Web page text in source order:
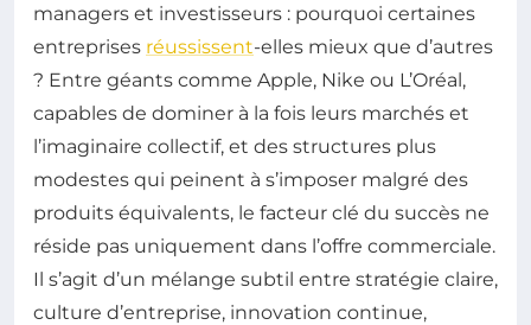
managers et investisseurs : pourquoi certaines
entreprises réussissent-elles mieux que d’autres
? Entre géants comme Apple, Nike ou L’Oréal,
capables de dominer à la fois leurs marchés et
l’imaginaire collectif, et des structures plus
modestes qui peinent à s’imposer malgré des
produits équivalents, le facteur clé du succès ne
réside pas uniquement dans l’offre commerciale.
Il s’agit d’un mélange subtil entre stratégie claire,
culture d’entreprise, innovation continue,